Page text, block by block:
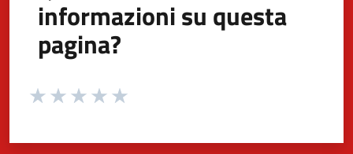
informazioni su questa
pagina?
Valuta da 1 a 5 stelle la pagina